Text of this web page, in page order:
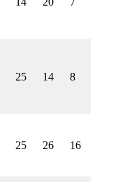
25 14 8
25 26 16